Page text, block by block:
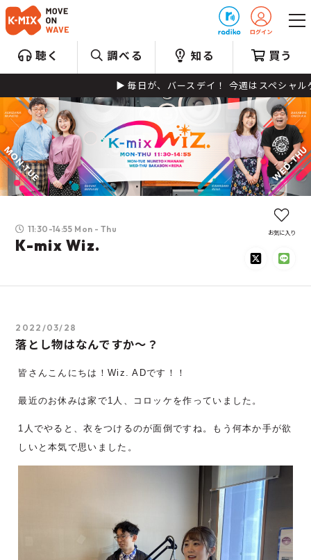
聴く 調べる 知る 買う
毎日が、バースデイ！ 今週はスペシャルゲストをお迎
11:30-14:55 Mon - Thu
K-mix Wiz.
お気に入り
2022/03/28
落とし物はなんですか～？
皆さんこんにちは！Wiz. ADです！！
最近のお休みは家で1人、コロッケを作っていました。
1人でやると、衣をつけるのが面倒ですね。もう何本か手が欲
しいと本気で思いました。